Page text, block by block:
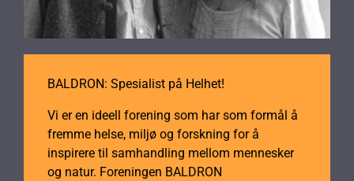
BALDRON: Spesialist på Helhet!
Vi er en ideell forening som har som formål å
fremme helse, miljø og forskning for å
inspirere til samhandling mellom mennesker
og natur. Foreningen BALDRON